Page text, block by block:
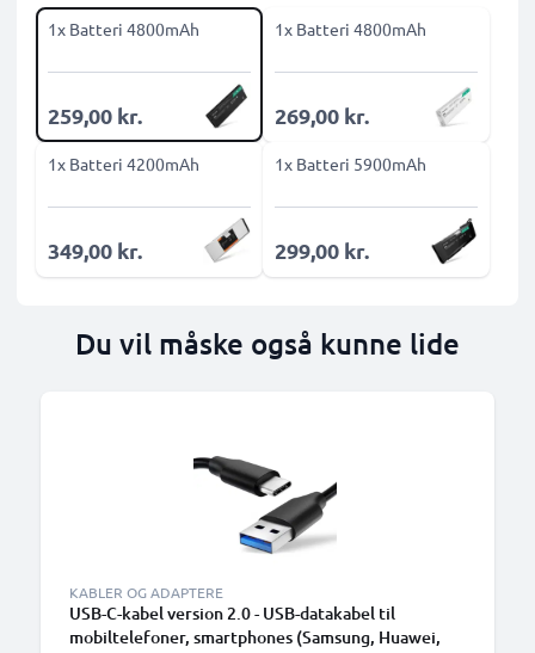
1x Batteri 4800mAh
259,00 kr.
1x Batteri 4800mAh
269,00 kr.
1x Batteri 4200mAh
349,00 kr.
1x Batteri 5900mAh
299,00 kr.
Du vil måske også kunne lide
KABLER OG ADAPTERE
USB-C-kabel version 2.0 - USB-datakabel til
mobiltelefoner, smartphones (Samsung, Huawei,